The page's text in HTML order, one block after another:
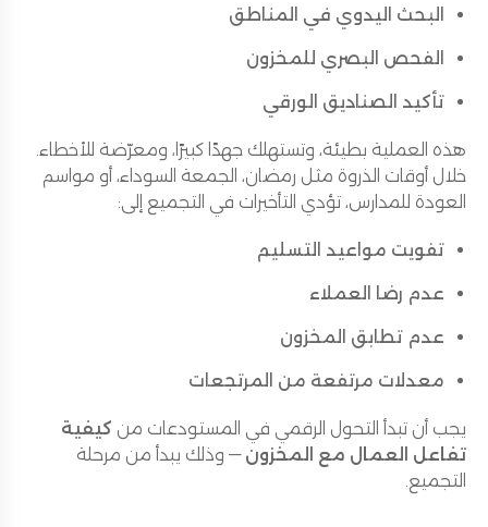
البحث اليدوي في المناطق
الفحص البصري للمخزون
تأكيد الصناديق الورقي
هذه العملية بطيئة، وتستهلك جهدًا كبيرًا، ومعرّضة للأخطاء.
خلال أوقات الذروة مثل رمضان، الجمعة السوداء، أو مواسم
العودة للمدارس، تؤدي التأخيرات في التجميع إلى:
تفويت مواعيد التسليم
عدم رضا العملاء
عدم تطابق المخزون
معدلات مرتفعة من المرتجعات
يجب أن تبدأ التحول الرقمي في المستودعات من كيفية
تفاعل العمال مع المخزون — وذلك يبدأ من مرحلة
التجميع.